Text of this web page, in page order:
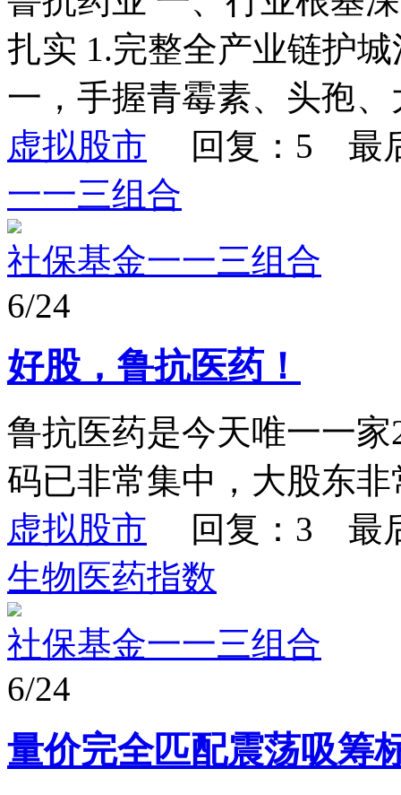
扎实 1.完整全产业链护
一，手握青霉素、头孢
虚拟股市 回复：5 最
一一三组合
社保基金一一三组合
6/24
好股，鲁抗医药！
鲁抗医药是今天唯一一
码已非常集中，大股东
虚拟股市 回复：3 最
生物医药指数
社保基金一一三组合
6/24
量价完全匹配震荡吸筹